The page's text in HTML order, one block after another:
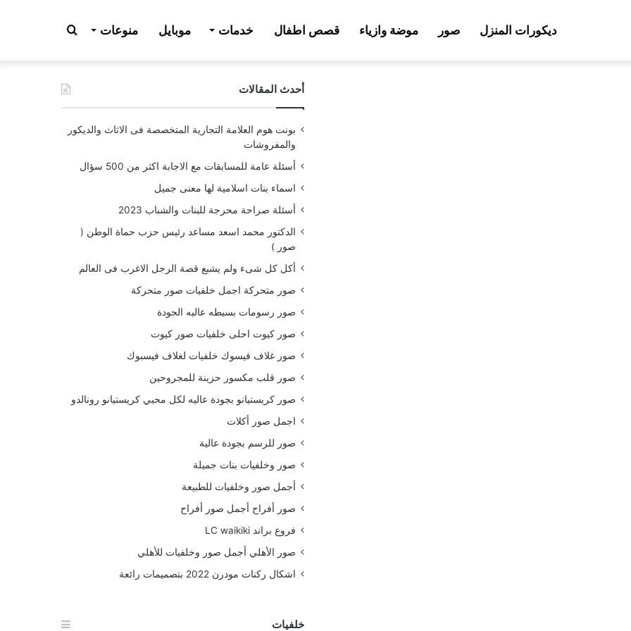
ديكورات المنزل صور موضة وازياء قصص اطفال خدمات موبايل منوعات بحث
عن أحدث المقالات
بونت هوم العلامة التجارية المتخصصة فى الاثاث والديكور
والمفروشات
أسئلة عامة للمسابقات مع الاجابة اكثر من 500 سؤال
اسماء بنات اسلامية لها معنى جميل
أسئلة صراحة محرجة للبنات والشباب 2023
الدكتور محمد اسعد مساعد رئيس حزب حماة الوطن (
صور )
أكل كل شىء ولم يشبع قصة الرجل الاغرب فى العالم
صور متحركة اجمل خلفيات صور متحركة
صور رسومات بسيطه عاليه الجودة
صور كيوت احلى خلفيات صور كيوت
صور غلاف فيسوك خلفيات لغلاف فيسبوك
صور قلب مكسور حزينة للمجروحين
صور كريستيانو بجودة عاليه لكل محبي كريستيانو رونالدو
اجمل صور أكلات
صور للرسم بجودة عالية
صور وخلفيات بنات جميلة
أجمل صور وخلفيات للطبيعة
صور أفراح أجمل صور أفراح
فروع براند LC waikiki
صور الأهلي أجمل صور وخلفيات للأهلي
اشكال ركنات مودرن 2022 بتصميمات رائعة
خلفيات